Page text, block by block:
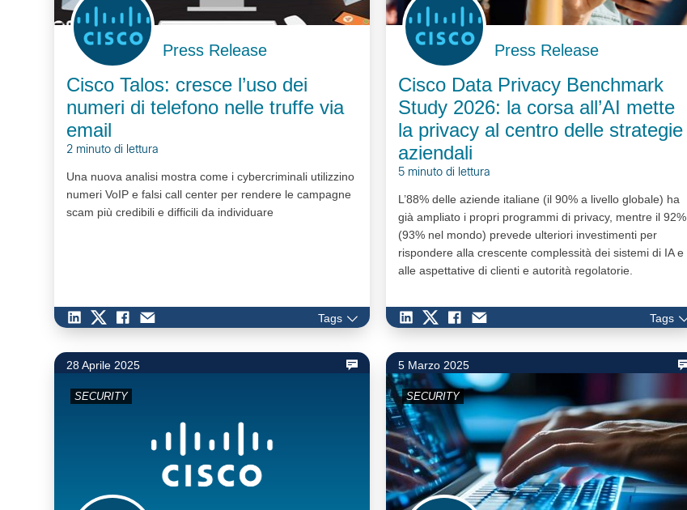
Press Release
Cisco Talos: cresce l’uso dei
numeri di telefono nelle truffe via
email
2 minuto di lettura
Una nuova analisi mostra come i cybercriminali utilizzino
numeri VoIP e falsi call center per rendere le campagne
scam più credibili e difficili da individuare
Tags
Press Release
Cisco Data Privacy Benchmark
Study 2026: la corsa all’AI mette
la privacy al centro delle strategie
aziendali
5 minuto di lettura
L’88% delle aziende italiane (il 90% a livello globale) ha
già ampliato i propri programmi di privacy, mentre il 92%
(93% nel mondo) prevede ulteriori investimenti per
rispondere alla crescente complessità dei sistemi di IA e
alle aspettative di clienti e autorità regolatorie.
Tags
28 Aprile 2025
SECURITY
5 Marzo 2025
SECURITY